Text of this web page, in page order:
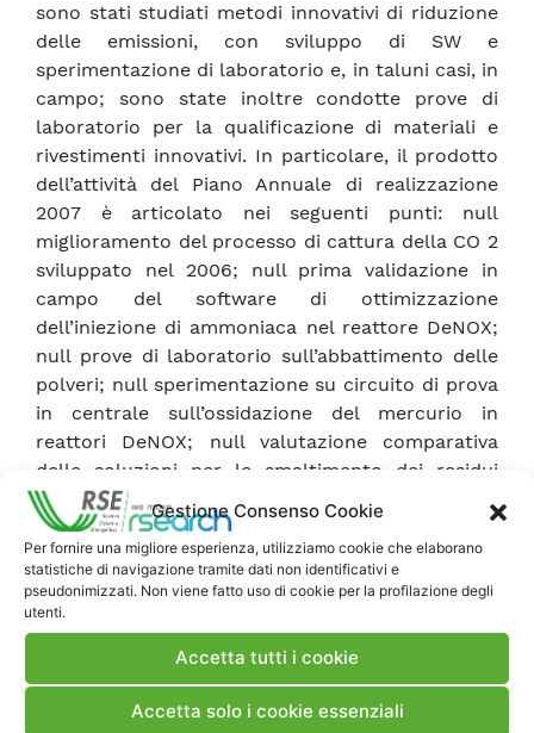
Gestione Consenso Cookie
Per fornire una migliore esperienza, utilizziamo cookie che elaborano
statistiche di navigazione tramite dati non identificativi e
pseudonimizzati. Non viene fatto uso di cookie per la profilazione degli
utenti.
Accetta tutti i cookie
Accetta solo i cookie essenziali
sono stati studiati metodi innovativi di riduzione
delle emissioni, con sviluppo di SW e
sperimentazione di laboratorio e, in taluni casi, in
campo; sono state inoltre condotte prove di
laboratorio per la qualificazione di materiali e
rivestimenti innovativi. In particolare, il prodotto
dell’attività del Piano Annuale di realizzazione
2007 è articolato nei seguenti punti: null
miglioramento del processo di cattura della CO 2
sviluppato nel 2006; null prima validazione in
campo del software di ottimizzazione
dell’iniezione di ammoniaca nel reattore DeNOX;
null prove di laboratorio sull’abbattimento delle
polveri; null sperimentazione su circuito di prova
in centrale sull’ossidazione del mercurio in
reattori DeNOX; null valutazione comparativa
delle soluzioni per lo smaltimento dei residui
solidi dai trattamenti di desolforazione; null
sviluppo e caratterizzazione di materiali e
rivestimenti antiossidanti per applicazione in cicli
Ultra Super Critici (USC).
Scarica Rapporto